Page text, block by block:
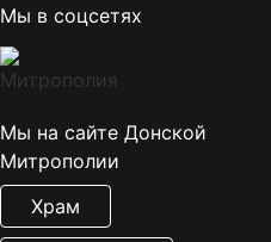
Мы в соцсетях
Мы на сайте Донской
Митрополии
Храм